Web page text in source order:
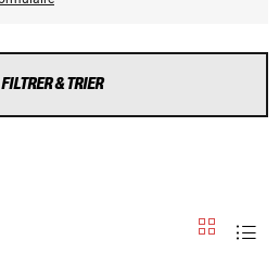
FILTRER & TRIER